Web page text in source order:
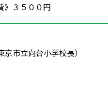
》３５００円
市立向台小学校長）